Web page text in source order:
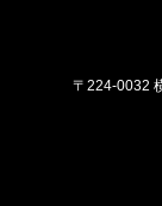
〒224-0032